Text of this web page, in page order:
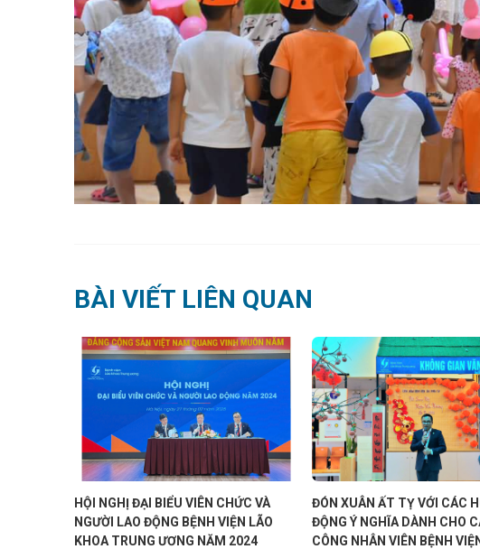
BÀI VIẾT LIÊN QUAN
HỘI NGHỊ ĐẠI BIỂU VIÊN CHỨC VÀ
NGƯỜI LAO ĐỘNG BỆNH VIỆN LÃO
KHOA TRUNG ƯƠNG NĂM 2024
ĐÓN XUÂN ẤT TỴ VỚI CÁC HOẠT
ĐỘNG Ý NGHĨA DÀNH CHO CÁN BỘ
CÔNG NHÂN VIÊN BỆNH VIỆN LÃO